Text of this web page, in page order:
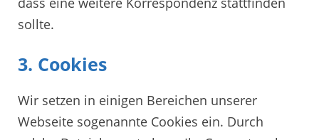
sollte.
3. Cookies
Wir setzen in einigen Bereichen unserer
Webseite sogenannte Cookies ein. Durch